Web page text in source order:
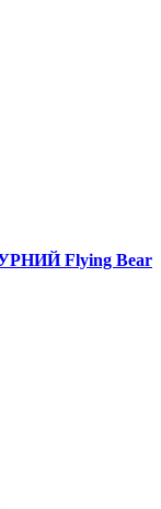
Flying Bear